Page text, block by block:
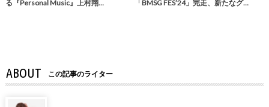
る『Personal Music』上村翔…
「BMSG FES’24」完走、新たなグ…
ABOUT この記事のライター